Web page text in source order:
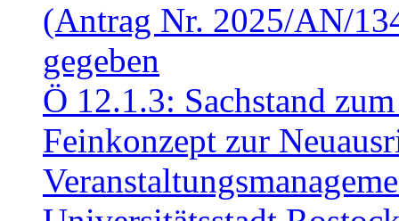
(Antrag Nr. 2025/AN/
gegeben
Ö 12.1.3: Sachstand
Feinkonzept zur